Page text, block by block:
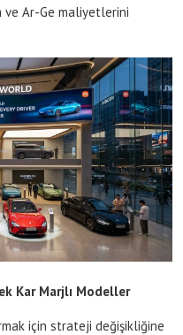
ve Ar-Ge maliyetlerini
Kar Marjlı Modeller
için strateji değişikliğine